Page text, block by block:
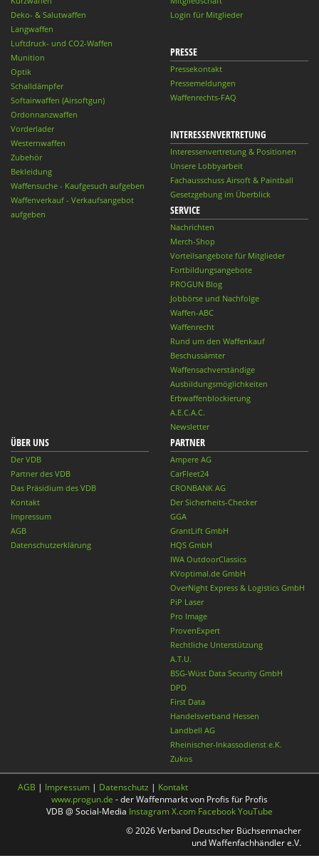
Deko- & Salutwaffen
Langwaffen
Luftdruck- und CO2-Waffen
Munition
Optik
Schalldämpfer
Softairwaffen (Airsoftgun)
Ordonnanzwaffen
Vorderlader
Westernwaffen
Zubehör
Bekleidung
Waffensuche - Kaufgesuch aufgeben
Waffenverkauf - Verkaufsangebot
aufgeben
Login für Mitglieder
PRESSE
Pressekontakt
Pressemeldungen
Waffenrechts-FAQ
INTERESSENVERTRETUNG
Interessenvertretung & Positionen
Unsere Lobbyarbeit
Fachausschuss Airsoft & Paintball
Gesetzgebung im Überblick
SERVICE
Nachrichten
Merch-Shop
Vorteilsangebote für Mitglieder
Fortbildungsangebote
PROGUN Blog
Jobbörse und Nachfolge
Waffen-ABC
Waffenrecht
Rund um den Waffenkauf
Beschussämter
Waffensachverständige
Ausbildungsmöglichkeiten
Erbwaffenblockierung
A.E.C.A.C.
Newsletter
ÜBER UNS
Der VDB
Partner des VDB
Das Präsidium des VDB
Kontakt
Impressum
AGB
Datenschutzerklärung
PARTNER
Ampere AG
CarFleet24
CRONBANK AG
Der Sicherheits-Checker
GGA
GrantLift GmbH
HQS GmbH
IWA OutdoorClassics
KVoptimal.de GmbH
OverNight Express & Logistics GmbH
PiP Laser
Pro Image
ProvenExpert
Rechtliche Unterstützung
A.T.U.
BSG-Wüst Data Security GmbH
DPD
First Data
Handelsverband Hessen
Landbell AG
Rheinischer-Inkassodienst e.K.
Zukos
AGB | Impressum | Datenschutz | Kontakt
www.progun.de - der Waffenmarkt von Profis für Profis
VDB @ Social-Media InstagramX.com FacebookYouTube
© 2026 Verband Deutscher Büchsenmacher
und Waffenfachhändler e.V.